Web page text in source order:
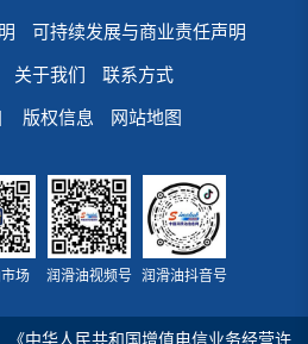
可持续发展与商业责任声明
关于我们 联系方式
版权信息 网站地图
场 润滑油视频号 润滑油抖音号
《中华人民共和国增值电信业务经营许